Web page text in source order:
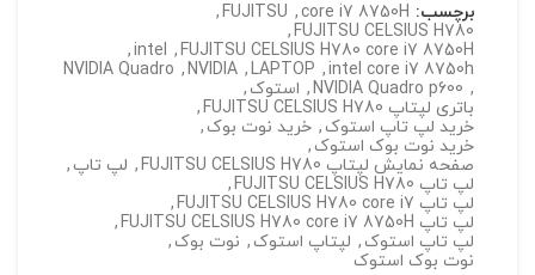
برچسب: core i7 8750H
,
FUJITSU
,
FUJITSU CELSIUS H780
,
FUJITSU CELSIUS H780 core i7 8750H
,
intel
,
intel core i7 8750h
,
LAPTOP
,
NVIDIA
,
NVIDIA Quadro
,
NVIDIA Quadro p600
, استوک ,
باتری لپتاپ FUJITSU CELSIUS H780
,
خرید لپ تاپ استوک , خرید نوت بوک ,
خرید نوت بوک استوک ,
صفحه نمایش لپتاپ FUJITSU CELSIUS H780
, لپ تاپ ,
لپ تاپ FUJITSU CELSIUS H780
,
لپ تاپ FUJITSU CELSIUS H780 core i7
,
لپ تاپ FUJITSU CELSIUS H780 core i7 8750H
,
لپ تاپ استوک , لپتاپ استوک , نوت بوک ,
نوت بوک استوک